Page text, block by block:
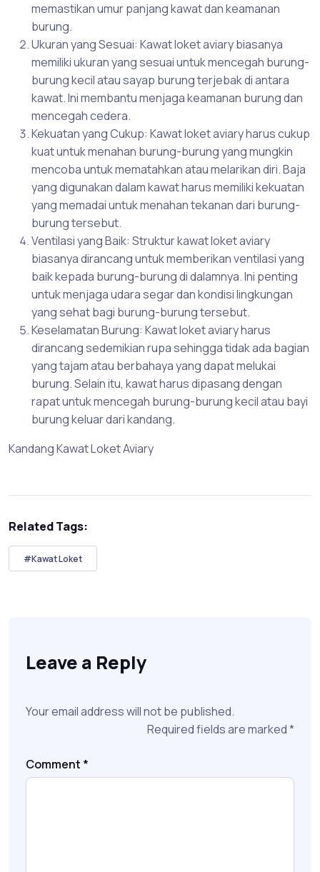
memastikan umur panjang kawat dan keamanan
burung.
Ukuran yang Sesuai: Kawat loket aviary biasanya
memiliki ukuran yang sesuai untuk mencegah burung-
burung kecil atau sayap burung terjebak di antara
kawat. Ini membantu menjaga keamanan burung dan
mencegah cedera.
Kekuatan yang Cukup: Kawat loket aviary harus cukup
kuat untuk menahan burung-burung yang mungkin
mencoba untuk mematahkan atau melarikan diri. Baja
yang digunakan dalam kawat harus memiliki kekuatan
yang memadai untuk menahan tekanan dari burung-
burung tersebut.
Ventilasi yang Baik: Struktur kawat loket aviary
biasanya dirancang untuk memberikan ventilasi yang
baik kepada burung-burung di dalamnya. Ini penting
untuk menjaga udara segar dan kondisi lingkungan
yang sehat bagi burung-burung tersebut.
Keselamatan Burung: Kawat loket aviary harus
dirancang sedemikian rupa sehingga tidak ada bagian
yang tajam atau berbahaya yang dapat melukai
burung. Selain itu, kawat harus dipasang dengan
rapat untuk mencegah burung-burung kecil atau bayi
burung keluar dari kandang.
Kandang Kawat Loket Aviary
Related Tags:
#Kawat Loket
Leave a Reply
Your email address will not be published.
Required fields are marked*
Comment *